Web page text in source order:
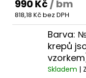
990 Kč/ bm
818,18 Kč bez DPH
Barva:
krepů
Skladem |